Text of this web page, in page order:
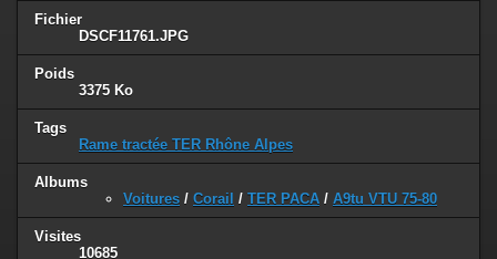
Fichier
DSCF11761.JPG
Poids
3375 Ko
Tags
Rame tractée TER Rhône Alpes
Albums
Voitures / Corail / TER PACA / A9tu VTU 75-80
Visites
10685